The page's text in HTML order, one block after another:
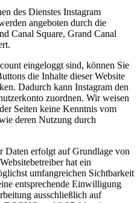
des Dienstes Instagram
angeboten durch die
Canal Square, Grand Canal
eingeloggt sind, können Sie
die Inhalte dieser Website
Dadurch kann Instagram den
zuordnen. Wir weisen
Seiten keine Kenntnis vom
deren Nutzung durch
Daten erfolgt auf Grundlage von
hat ein
umfangreichen Sichtbarkeit
entsprechende Einwilligung
ausschließlich auf